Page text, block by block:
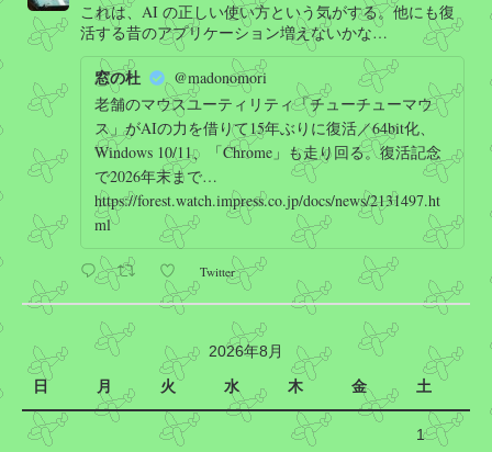
これは、AI の正しい使い方という気がする。他にも復
活する昔のアプリケーション増えないかな…
窓の杜
@madonomori
老舗のマウスユーティリティ「チューチューマウ
ス」がAIの力を借りて15年ぶりに復活／64bit化、
Windows 10/11、「Chrome」も走り回る。復活記念
で2026年末まで…
https://forest.watch.impress.co.jp/docs/news/2131497.ht
ml
Twitter
Hirotoshi Okumura @okumura1967 2026/08/07 11:27
中京競馬場での#パノラマカー見物は間に合わず。明
日の三岐鉄道の乗り鉄のため
#桑名
に投宿予定だった
ので、今日は特に何もしないまま、そのまま宿に来てし
まいました。
2026年8月
日
月 火 水 木 金 土
1